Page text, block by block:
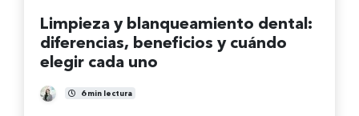
Limpieza y blanqueamiento dental:
diferencias, beneficios y cuándo
elegir cada uno
Fernanda Burgos Sepúlveda
6 min lectura